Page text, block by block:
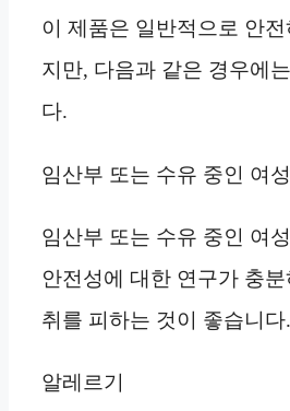
이 제품은 일반적으로 안
지만, 다음과 같은 경우에
다.
임산부 또는 수유 중인 여성
임산부 또는 수유 중인 여
안전성에 대한 연구가 충
취를 피하는 것이 좋습니다.
알레르기